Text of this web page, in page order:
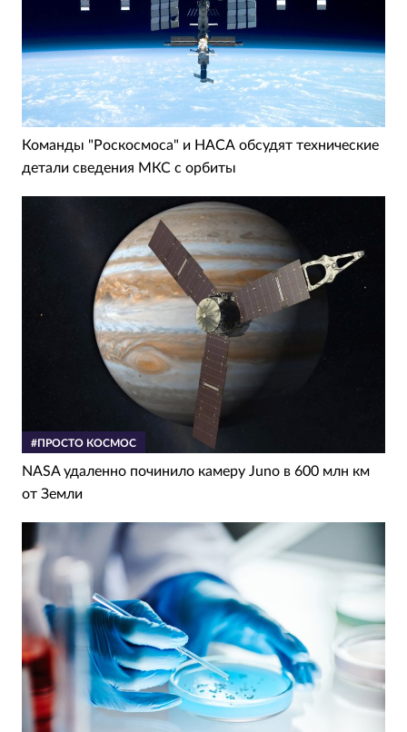
Команды "Роскосмоса" и НАСА обсудят технические
детали сведения МКС с орбиты
#ПРОСТО КОСМОС
NASA удаленно починило камеру Juno в 600 млн км
от Земли